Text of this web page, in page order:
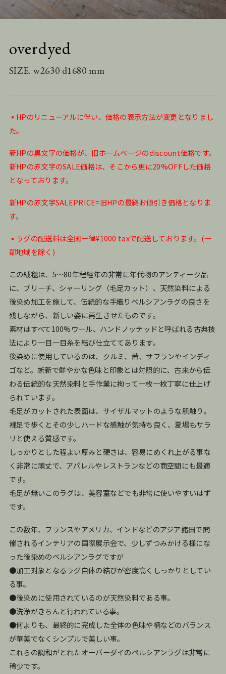
overdyed
SIZE. w2630 d1680 mm
▪️HPのリニューアルに伴い、価格の表示方法が変更となりまし
た。
新HPの黒文字の価格が、旧ホームページのdiscount価格です。
新HPの赤文字のSALE価格は、そこから更に20%OFFした価格
となっております。
新HPの赤文字SALEPRICE=旧HPの最終お値引き価格となりま
す。
▪️ラグの配送料は全国一律¥1000 taxで配送しております。(一
部地域を除く)
この絨毯は、5〜80年程経年の非常に年代物のアンティーク品
に、ブリーチ、シャーリング（毛足カット）、天然染料による
後染め加工を施して、伝統的な手織りペルシアンラグの良さを
残しながら、新しい姿に再生させたものです。
素材はすべて100%ウール、ハンドノッテッドと呼ばれる古典技
法により一目一目糸を結び仕立ててあります。
後染めに使用しているのは、クルミ、茜、サフランやインディ
ゴなど。斬新で鮮やかな色味と印象とは対照的に、古来から伝
わる伝統的な天然染料と手作業に拘って一枚一枚丁寧に仕上げ
られています。
毛足がカットされた表面は、サイザルマットのような肌触り。
裸足で歩くとその少しハードな感触が気持ち良く、夏場もサラ
リと使える質感です。
しっかりとした程よい厚みと硬さは、容易にめくれ上がる事な
く非常に頑丈で、アパレルやレストランなどの商空間にも最適
です。
毛足が無いこのラグは、美容室などでも非常に使いやすいはず
です。
この数年、フランスやアメリカ、インドなどのアジア諸国で開
催されるインテリアの国際展示会で、少しずつみかける様にな
った後染めのペルシアンラグですが
●加工対象となるラグ自体の結びが密度高くしっかりとしてい
る事。
●後染めに使用されているのが天然染料である事。
●洗浄がきちんと行われている事。
●何よりも、最終的に完成した全体の色味や柄などのバランス
が華美でなくシンプルで美しい事。
これらの調和がとれたオーバーダイのペルシアンラグは非常に
稀少です。